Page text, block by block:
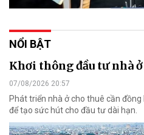
NỔI BẬT
Khơi thông đầu tư nhà
07/08/2026 20:57
Phát triển nhà ở cho thuê cần
để tạo sức hút cho đầu tư dài hạn.